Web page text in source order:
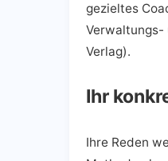
gezieltes
Verwaltungs-
Verlag).
Ihr
Ihre Reden